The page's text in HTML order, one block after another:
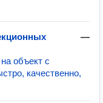
—
объект с
качественно,